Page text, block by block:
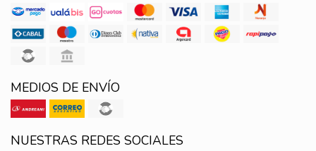
MEDIOS DE ENVÍO
NUESTRAS REDES SOCIALES